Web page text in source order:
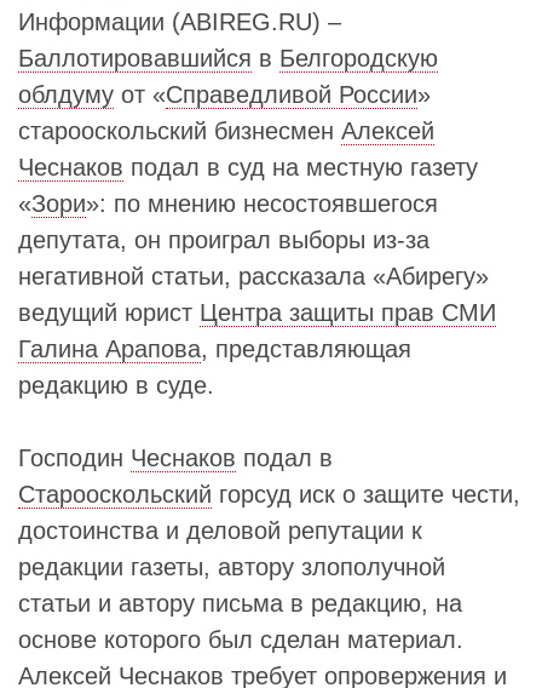
Информации (ABIREG.RU) –
Баллотировавшийся в Белгородскую
облдуму от «Справедливой России»
старооскольский бизнесмен Алексей
Чеснаков подал в суд на местную газету
«Зори»: по мнению несостоявшегося
депутата, он проиграл выборы из-за
негативной статьи, рассказала «Абирегу»
ведущий юрист Центра защиты прав СМИ
Галина Арапова, представляющая
редакцию в суде.
Господин Чеснаков подал в
Старооскольский горсуд иск о защите чести,
достоинства и деловой репутации к
редакции газеты, автору злополучной
статьи и автору письма в редакцию, на
основе которого был сделан материал.
Алексей Чеснаков требует опровержения и